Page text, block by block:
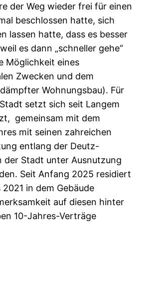
der Weg wieder frei für einen
beschlossen hatte, sich
lassen hatte, dass es besser
es dann „schneller gehe“
Möglichkeit eines
Zwecken und dem
Wohnungsbau). Für
setzt sich seit Langem
gemeinsam mit dem
mit seinen zahreichen
entlang der Deutz-
der Stadt unter Ausnutzung
Seit Anfang 2025 residiert
in dem Gebäude
auf diesen hinter
10-Jahres-Verträge